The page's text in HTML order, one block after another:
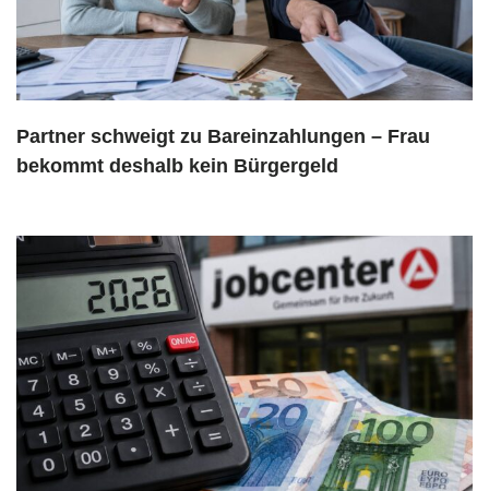
Partner schweigt zu Bareinzahlungen – Frau
bekommt deshalb kein Bürgergeld